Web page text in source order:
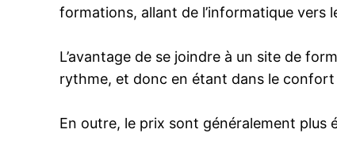
formations, allant de l’informatique vers
L’avantage de se joindre à un site de
rythme, et donc en étant dans le
En outre, le prix sont généralement plus